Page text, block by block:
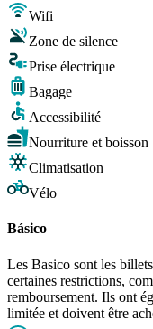
Wifi
Zone de silence
Prise électrique
Bagage
Accessibilité
Nourriture et boisson
Climatisation
Vélo
Básico
Les Basico sont les
certaines restrictions,
remboursement. Ils ont
limitée et doivent être